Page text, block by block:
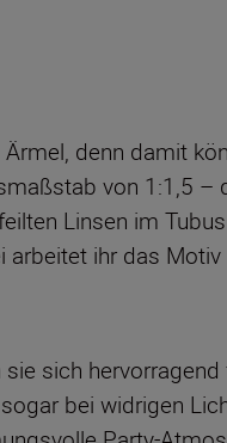
denn damit
von 1:1,5
Linsen im
ihr das
sich
sogar bei widrigen